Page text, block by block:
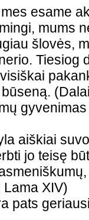
esame
mums
šlovės,
Tiesiog
aiškiai
jo teisę
XIV)
pats